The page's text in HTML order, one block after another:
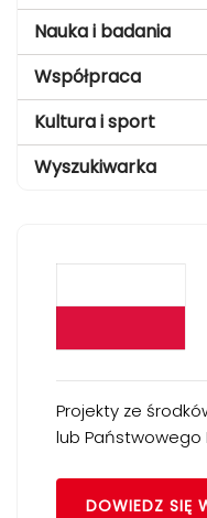
Nauka i badania
Współpraca
Kultura i sport
Wyszukiwarka
Projekty ze
lub Państwowego
DOWIEDZ SIĘ